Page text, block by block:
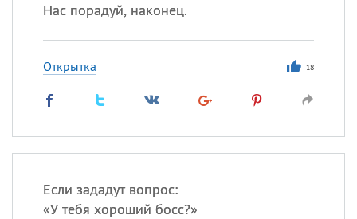
Нас порадуй, наконец.
Открытка 18
Если зададут вопрос:
«У тебя хороший босс?»